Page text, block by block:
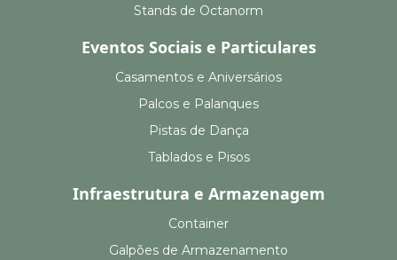
Stands de Octanorm
Eventos Sociais e Particulares
Casamentos e Aniversários
Palcos e Palanques
Pistas de Dança
Tablados e Pisos
Infraestrutura e Armazenagem
Container
Galpões de Armazenamento